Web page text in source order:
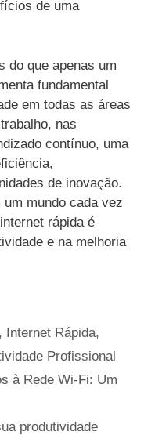
de uma
do que apenas um
fundamental
em todas as áreas
nas
contínuo, uma
de inovação.
mundo cada vez
rápida é
e na melhoria
, Internet Rápida,
Profissional
à Rede Wi-Fi: Um
produtividade